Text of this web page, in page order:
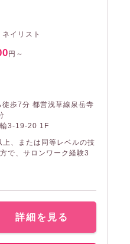
ネイリスト
円～
歩7分 都営浅草線泉岳寺
3-19-20 1F
、または同等レベルの技
で、サロンワーク経験3
詳細を見る